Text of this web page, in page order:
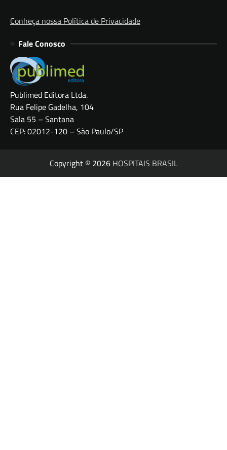
Conheça nossa Política de Privacidade
Fale Conosco
Publimed Editora Ltda.
Rua Felipe Gadelha, 104
Sala 55 – Santana
CEP: 02012-120 – São Paulo/SP
Copyright © 2026 HOSPITAIS BRASIL